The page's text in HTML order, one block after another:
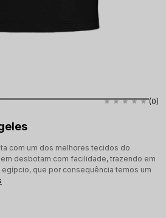
com um dos melhores tecidos do
desbotam com facilidade, trazendo em
que por consequência temos um
(0)